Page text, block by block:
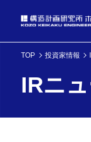
TOP 投資家情報
IRニ